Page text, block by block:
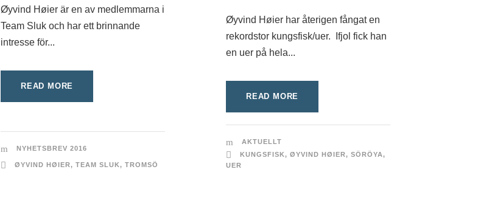
Øyvind Høier är en av medlemmarna i
Team Sluk och har ett brinnande
intresse för...
READ MORE
NYHETSBREV 2016
ØYVIND HØIER, TEAM SLUK, TROMSÖ
Øyvind Høier har återigen fångat en
rekordstor kungsfisk/uer. Ifjol fick han
en uer på hela...
READ MORE
AKTUELLT
KUNGSFISK, ØYVIND HØIER, SÖRÖYA,
UER